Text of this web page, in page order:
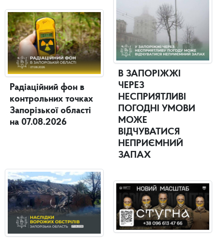
Радіаційний фон в
контрольних точках
Запорізької області
на 07.08.2026
В ЗАПОРІЖЖІ
ЧЕРЕЗ
НЕСПРИЯТЛИВІ
ПОГОДНІ УМОВИ
МОЖЕ
ВІДЧУВАТИСЯ
НЕПРИЄМНИЙ
ЗАПАХ